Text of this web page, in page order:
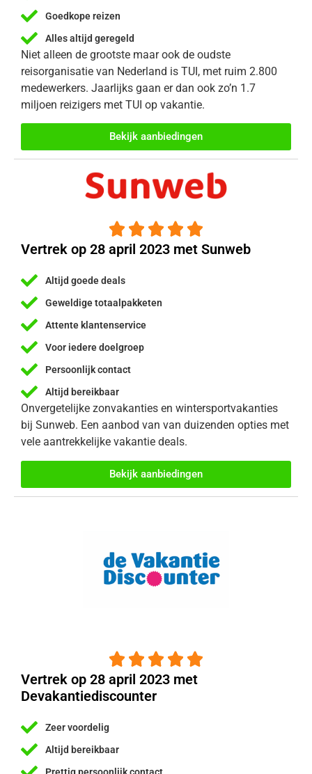
Goedkope reizen
Alles altijd geregeld
Niet alleen de grootste maar ook de oudste
reisorganisatie van Nederland is TUI, met ruim 2.800
medewerkers. Jaarlijks gaan er dan ook zo’n 1.7
miljoen reizigers met TUI op vakantie.
Bekijk aanbiedingen
    
Vertrek op 28 april 2023 met Sunweb
Altijd goede deals
Geweldige totaalpakketen
Attente klantenservice
Voor iedere doelgroep
Persoonlijk contact
Altijd bereikbaar
Onvergetelijke zonvakanties en wintersportvakanties
bij Sunweb. Een aanbod van van duizenden opties met
vele aantrekkelijke vakantie deals.
Bekijk aanbiedingen
    
Vertrek op 28 april 2023 met
Devakantiediscounter
Zeer voordelig
Altijd bereikbaar
Prettig persoonlijk contact